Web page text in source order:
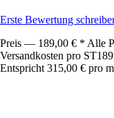
Erste Bewertung
Preis — 189,00 € * Alle
Versandkosten pro ST
Entspricht 315,00 € pro m